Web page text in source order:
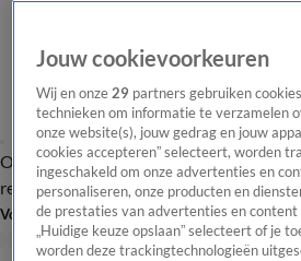
Overzicht Laatste nieuws Regionieuws Het
redactie
Volg Hart van Nederland
Jouw cookievoorkeuren
Wij en onze29 partners gebruiken
technieken om informatie te verzamelen
onze website(s), jouw gedrag en jouw
cookies accepteren” selecteert, worden
ingeschakeld om onze advertenties en
personaliseren, onze producten en
de prestaties van advertenties en
„Huidige keuze opslaan” selecteert of je
worden deze trackingtechnologieën